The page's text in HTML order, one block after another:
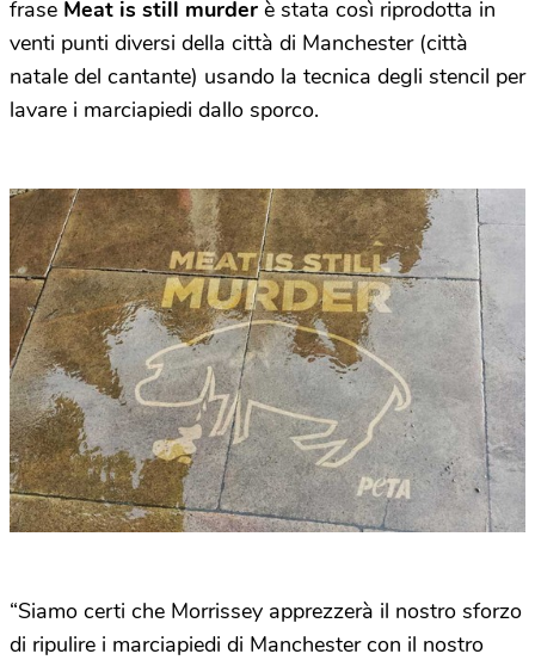
frase Meat is still murder è stata così riprodotta in
venti punti diversi della città di Manchester (città
natale del cantante) usando la tecnica degli stencil per
lavare i marciapiedi dallo sporco.
“Siamo certi che Morrissey apprezzerà il nostro sforzo
di ripulire i marciapiedi di Manchester con il nostro